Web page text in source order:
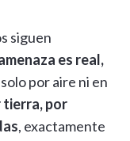
siguen
es real,
por aire ni en
tierra, por
, exactamente